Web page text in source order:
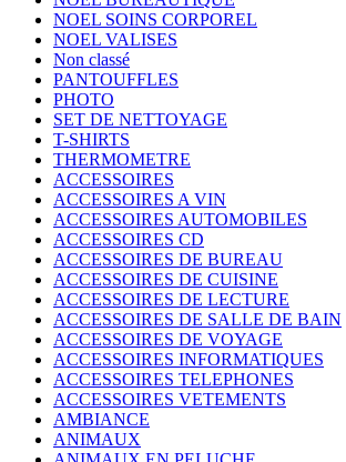
NOEL SOINS CORPOREL
NOEL VALISES
Non classé
PANTOUFFLES
PHOTO
SET DE NETTOYAGE
T-SHIRTS
THERMOMETRE
ACCESSOIRES
ACCESSOIRES A VIN
ACCESSOIRES AUTOMOBILES
ACCESSOIRES CD
ACCESSOIRES DE BUREAU
ACCESSOIRES DE CUISINE
ACCESSOIRES DE LECTURE
ACCESSOIRES DE SALLE DE BAIN
ACCESSOIRES DE VOYAGE
ACCESSOIRES INFORMATIQUES
ACCESSOIRES TELEPHONES
ACCESSOIRES VETEMENTS
AMBIANCE
ANIMAUX